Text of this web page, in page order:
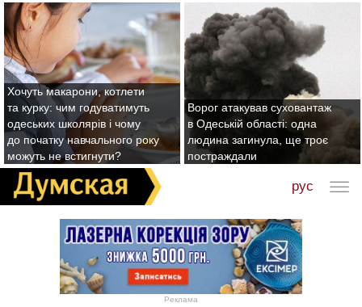
Хочуть макарони, котлети
та курку: чим годуватимуть
одеських школярів і чому
до початку навчального року
можуть не встигнути?
Ворог атакував суховантаж
в Одеській області: одна
людина загинула, ще троє
постраждали
рус
Реклама